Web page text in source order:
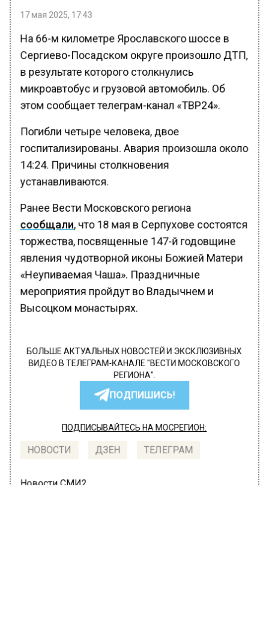
17 мая 2025, 17:43
На 66-м километре Ярославского шоссе в
Сергиево-Посадском округе произошло ДТП,
в результате которого столкнулись
микроавтобус и грузовой автомобиль. Об
этом сообщает телеграм-канал «ТВР24».
Погибли четыре человека, двое
госпитализированы. Авария произошла около
14:24. Причины столкновения
устанавливаются.
Ранее Вести Московского региона
сообщали, что 18 мая в Серпухове состоятся
торжества, посвященные 147-й годовщине
явления чудотворной иконы Божией Матери
«Неупиваемая Чаша». Праздничные
мероприятия пройдут во Владычнем и
Высоцком монастырях.
БОЛЬШЕ АКТУАЛЬНЫХ НОВОСТЕЙ И ЭКСКЛЮЗИВНЫХ
ВИДЕО В ТЕЛЕГРАМ-КАНАЛЕ "ВЕСТИ МОСКОВСКОГО
РЕГИОНА".
ПОДПИШИСЬ!
ПОДПИСЫВАЙТЕСЬ НА МОСРЕГИОН:
НОВОСТИ ДЗЕН ТЕЛЕГРАМ
Новости СМИ2